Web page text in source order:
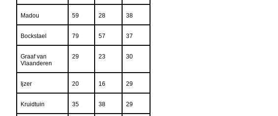
Madou 59 28 38
Bockstael 79 57 37
Graaf van
Vlaanderen
29 23 30
Ijzer 20 16 29
Kruidtuin 35 38 29